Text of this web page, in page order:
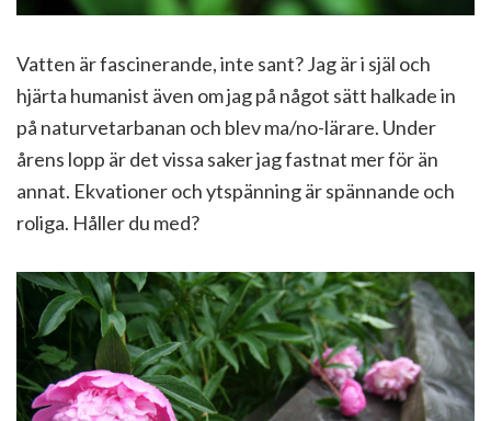
Vatten är fascinerande, inte sant? Jag är i själ och
hjärta humanist även om jag på något sätt halkade in
på naturvetarbanan och blev ma/no-lärare. Under
årens lopp är det vissa saker jag fastnat mer för än
annat. Ekvationer och ytspänning är spännande och
roliga. Håller du med?